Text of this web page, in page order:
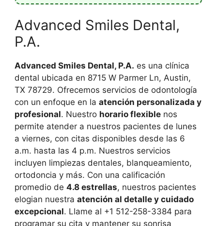
Advanced Smiles Dental,
P.A.
Advanced Smiles Dental, P.A. es una clínica
dental ubicada en 8715 W Parmer Ln, Austin,
TX 78729. Ofrecemos servicios de odontología
con un enfoque en la atención personalizada y
profesional. Nuestro horario flexible nos
permite atender a nuestros pacientes de lunes
a viernes, con citas disponibles desde las 6
a.m. hasta las 4 p.m. Nuestros servicios
incluyen limpiezas dentales, blanqueamiento,
ortodoncia y más. Con una calificación
promedio de 4.8 estrellas, nuestros pacientes
elogian nuestra atención al detalle y cuidado
excepcional. Llame al +1 512-258-3384 para
programar su cita y mantener su sonrisa